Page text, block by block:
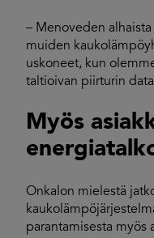
– Menoveden
muiden
uskoneet, kun
taltioivan piirturin
Myös
Onkalon mielestä
parantamisesta myös